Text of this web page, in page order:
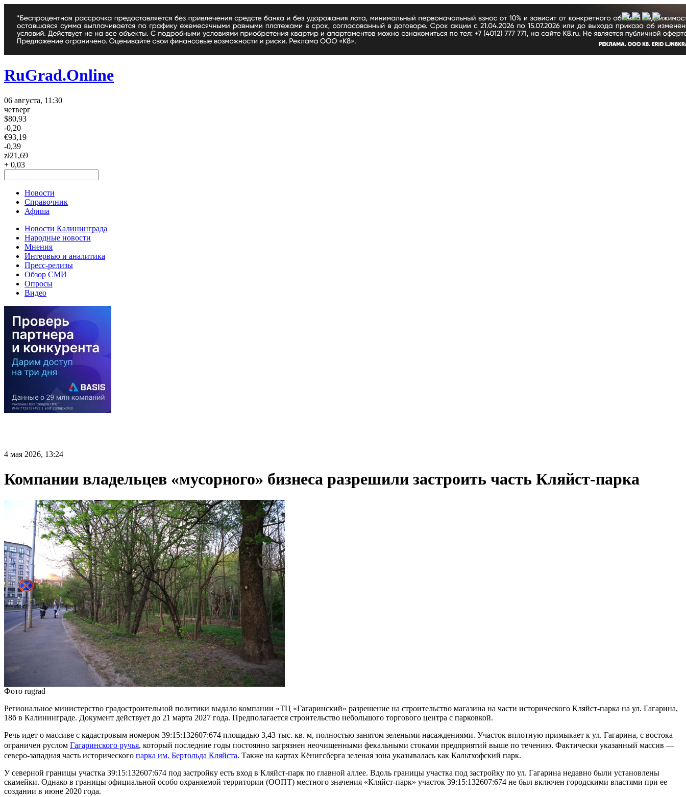
RuGrad.Online
06 августа, 11:30
четверг
$80,93
-0,20
€93,19
-0,39
zł21,69
+ 0,03
Новости
Справочник
Афиша
Новости Калининграда
Народные новости
Мнения
Интервью и аналитика
Пресс-релизы
Обзор СМИ
Опросы
Видео
4 мая 2026, 13:24
Компании владельцев «мусорного» бизнеса разрешили застроить часть Кляйст-парка
Фото rugrad
Региональное министерство градостроительной политики выдало компании «ТЦ «Гагаринский» разрешение на строительство магазина на части исторического Кляйст-парка на ул. Гагарина,
18б в Калининграде. Документ действует до 21 марта 2027 года. Предполагается строительство небольшого торгового центра с парковкой.
Речь идет о массиве с кадастровым номером 39:15:132607:674 площадью 3,43 тыс. кв. м, полностью занятом зелеными насаждениями. Участок вплотную примыкает к ул. Гагарина, с востока
ограничен руслом Гагаринского ручья, который последние годы постоянно загрязнен неочищенными фекальными стоками предприятий выше по течению. Фактически указанный массив —
северо-западная часть исторического парка им. Бертольда Кляйста. Также на картах Кёнигсберга зеленая зона указывалась как Кальтхофский парк.
У северной границы участка 39:15:132607:674 под застройку есть вход в Кляйст-парк по главной аллее. Вдоль границы участка под застройку по ул. Гагарина недавно были установлены
скамейки. Однако в границы официальной особо охраняемой территории (ООПТ) местного значения «Кляйст-парк» участок 39:15:132607:674 не был включен городскими властями при ее
создании в июне 2020 года.